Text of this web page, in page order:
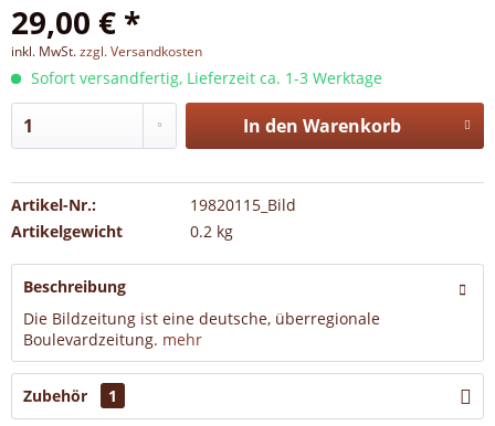
29,00 € *
inkl. MwSt.zzgl. Versandkosten
Sofort versandfertig, Lieferzeit ca. 1-3 Werktage
In den Warenkorb
Artikel-Nr.:
19820115_Bild
Artikelgewicht
0.2 kg
Beschreibung
Die Bildzeitung ist eine deutsche, überregionale
Boulevardzeitung. mehr
Zubehör 1